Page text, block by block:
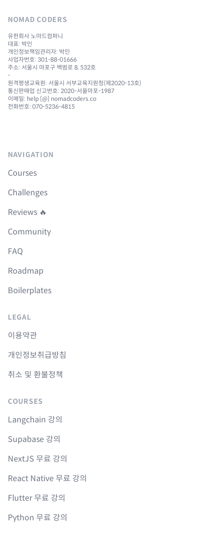
NOMAD CODERS
유한회사 노마드컴퍼니
대표: 박인
개인정보책임관리자: 박인
사업자번호: 301-88-01666
주소: 서울시 마포구 백범로 8, 532호
-
원격평생교육원: 서울시 서부교육지원청(제2020-13호)
통신판매업 신고번호: 2020-서울마포-1987
이메일: help [@] nomadcoders.co
전화번호: 070-5236-4815
NAVIGATION
Courses
Challenges
Reviews 🔥
Community
FAQ
Roadmap
Boilerplates
LEGAL
이용약관
개인정보취급방침
취소 및 환불정책
COURSES
Langchain 강의
Supabase 강의
NextJS 무료 강의
React Native 무료 강의
Flutter 무료 강의
Python 무료 강의